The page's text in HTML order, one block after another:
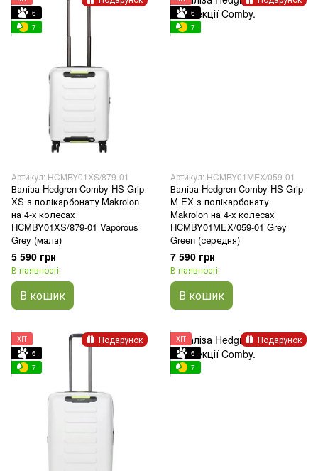
6
7
Артикул: HCMBY01XS/879-01
Валіза Hedgren Comby HS Grip
XS з полікарбонату Makrolon
на 4-х колесах
HCMBY01XS/879-01 Vaporous
Grey (мала)
5 590 грн
В наявності
В кошик
6
7
Артикул: HCMBY01MEX/059-01
Валіза Hedgren Comby HS Grip
M EX з полікарбонату
Makrolon на 4-х колесах
HCMBY01MEX/059-01 Grey
Green (середня)
7 590 грн
В наявності
В кошик
Подарунок
ХІТ
6
7
Подарунок
ХІТ
6
7